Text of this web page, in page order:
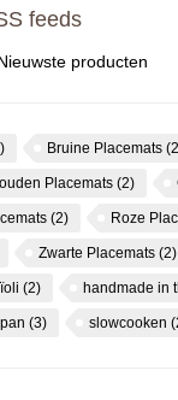
feeds
producten
Bruine Placemats
Placemats (2)
(2) Roze
Zwarte Placemats (2)
(2) handmade in
(3) slowcooken